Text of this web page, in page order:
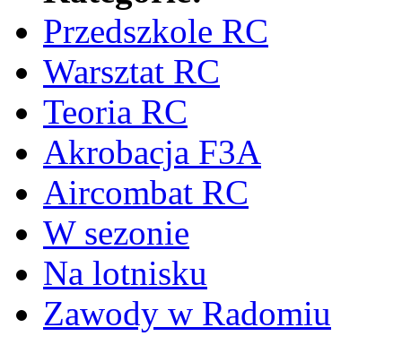
Przedszkole RC
Warsztat RC
Teoria RC
Akrobacja F3A
Aircombat RC
W sezonie
Na lotnisku
Zawody w Radomiu